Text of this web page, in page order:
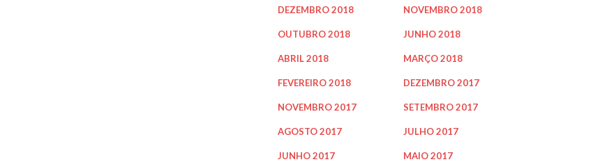
DEZEMBRO 2018 NOVEMBRO 2018
OUTUBRO 2018 JUNHO 2018
ABRIL 2018 MARÇO 2018
FEVEREIRO 2018 DEZEMBRO 2017
NOVEMBRO 2017 SETEMBRO 2017
AGOSTO 2017 JULHO 2017
JUNHO 2017 MAIO 2017